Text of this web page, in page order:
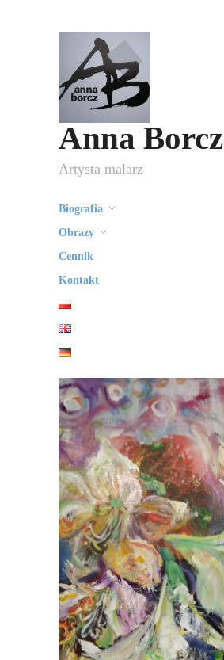
Anna Borcz
Artysta malarz
Biografia
Obrazy
Cennik
Kontakt